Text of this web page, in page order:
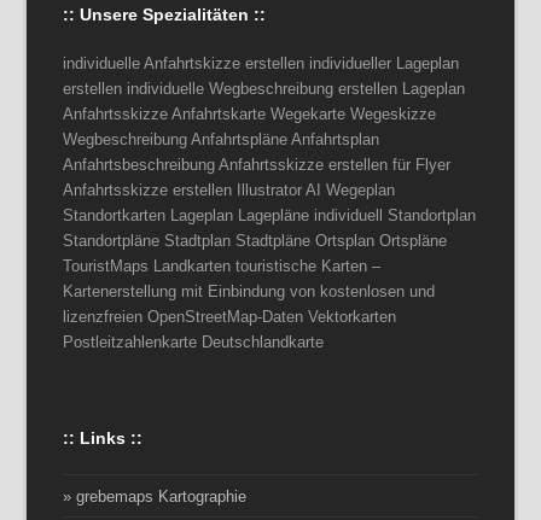
:: Unsere Spezialitäten ::
individuelle Anfahrtskizze erstellen individueller Lageplan
erstellen individuelle Wegbeschreibung erstellen Lageplan
Anfahrtsskizze Anfahrtskarte Wegekarte Wegeskizze
Wegbeschreibung Anfahrtspläne Anfahrtsplan
Anfahrtsbeschreibung Anfahrtsskizze erstellen für Flyer
Anfahrtsskizze erstellen Illustrator AI Wegeplan
Standortkarten Lageplan Lagepläne individuell Standortplan
Standortpläne Stadtplan Stadtpläne Ortsplan Ortspläne
TouristMaps Landkarten touristische Karten –
Kartenerstellung mit Einbindung von kostenlosen und
lizenzfreien OpenStreetMap-Daten Vektorkarten
Postleitzahlenkarte Deutschlandkarte
:: Links ::
» grebemaps Kartographie